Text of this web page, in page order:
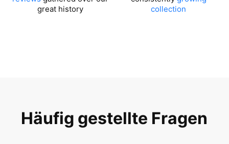
great history
collection
Häufig gestellte Fragen